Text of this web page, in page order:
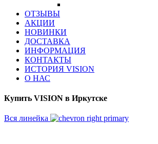
ОТЗЫВЫ
АКЦИИ
НОВИНКИ
ДОСТАВКА
ИНФОРМАЦИЯ
КОНТАКТЫ
ИСТОРИЯ VISION
О НАС
Купить VISION в Иркутске
Вся линейка